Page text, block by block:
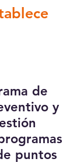
de
y
puntos